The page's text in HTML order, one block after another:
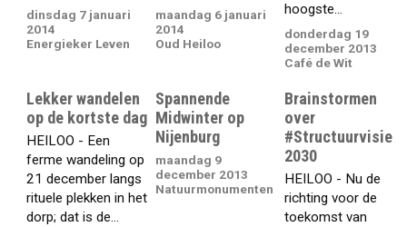
dinsdag 7 januari
2014
Energieker Leven
maandag 6 januari
2014
Oud Heiloo
hoogste...
donderdag 19
december 2013
Café de Wit
Lekker wandelen
op de kortste dag
HEILOO - Een
ferme wandeling op
21 december langs
rituele plekken in het
dorp; dat is de...
Spannende
Midwinter op
Nijenburg
maandag 9
december 2013
Natuurmonumenten
Brainstormen
over
#Structuurvisie
2030
HEILOO - Nu de
richting voor de
toekomst van